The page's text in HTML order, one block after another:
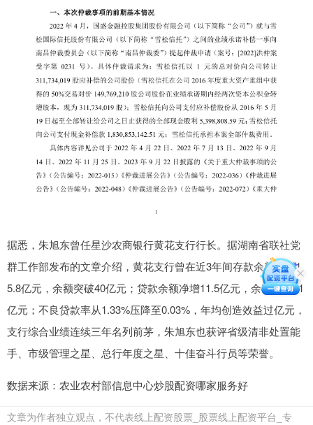
据悉，朱旭东曾任星沙农商银行黄花支行行长。据湖南省联社党
群工作部发布的文章介绍，黄花支行曾在近3年间存款余额净增1
5.8亿元，余额突破40亿元；贷款余额净增11.5亿元，余额突破21
亿元；不良贷款率从1.33%压降至0.03%，年均创造效益过亿元，
支行综合业绩连续三年名列前茅，朱旭东也获评省级清非处置能
手、市级管理之星、总行年度之星、十佳奋斗行员等荣誉。
数据来源：农业农村部信息中心炒股配资哪家服务好
文章为作者独立观点，不代表线上配资股票_股票线上配资平台_专